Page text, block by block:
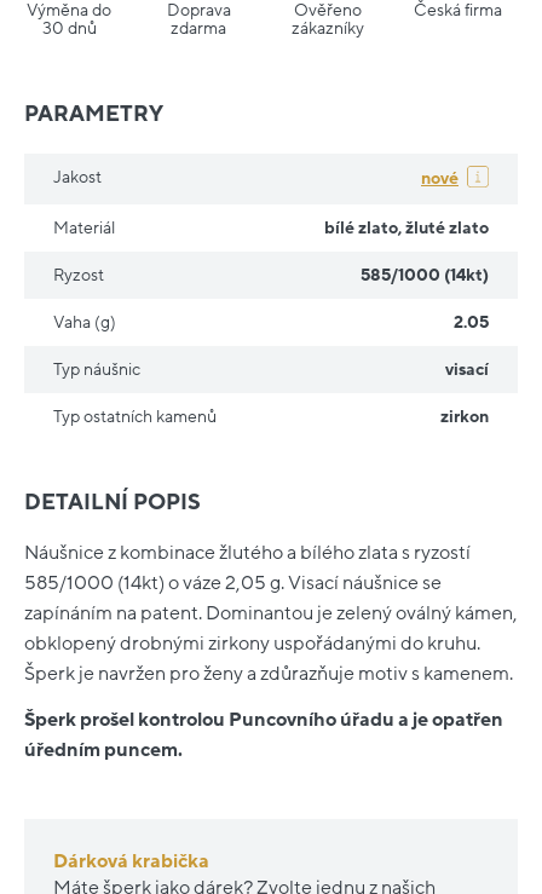
Výměna do
30 dnů
Doprava
zdarma
Ověřeno
zákazníky
Česká firma
DETAILNÍ POPIS
Náušnice z kombinace žlutého a bílého zlata s ryzostí
585/1000 (14kt) o váze 2,05 g. Visací náušnice se
zapínáním na patent. Dominantou je zelený oválný kámen,
obklopený drobnými zirkony uspořádanými do kruhu.
Šperk je navržen pro ženy a zdůrazňuje motiv s kamenem.
Šperk prošel kontrolou Puncovního úřadu a je opatřen
úředním puncem.
Dárková krabička
Máte šperk jako dárek? Zvolte jednu z našich
PARAMETRY
Jakost nové
Materiál bílé zlato, žluté zlato
Ryzost 585/1000 (14kt)
Vaha (g) 2.05
Typ náušnic visací
Typ ostatních kamenů zirkon